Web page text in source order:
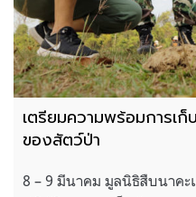
เตรียมความพร้อมการเ
ของสัตว์ป่า
8 – 9 มีนาคม มูลนิธิสืบนาคะ